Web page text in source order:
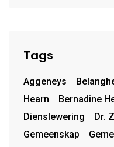
Tags
Aggeneys
Hearn
Bernadine
Dienslewering
Dr.
Gemeenskap